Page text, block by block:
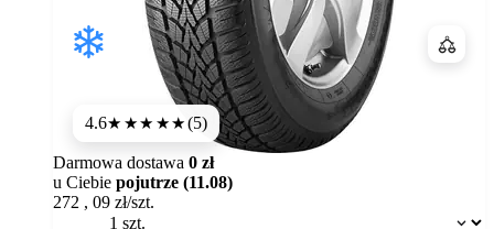
4.6★★★★★(5)
Dostępność:
Darmowa dostawa 0 zł
u Ciebie pojutrze (11.08)
272 , 09 zł/szt.